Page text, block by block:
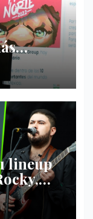
lineup
Palo